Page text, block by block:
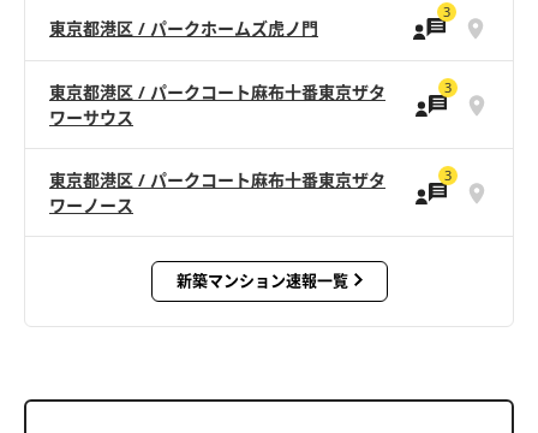
東京都港区 / パークホームズ虎ノ門
3
東京都港区 / パークコート麻布十番東京ザタ
ワーサウス
3
東京都港区 / パークコート麻布十番東京ザタ
ワーノース
3
新築マンション速報一覧